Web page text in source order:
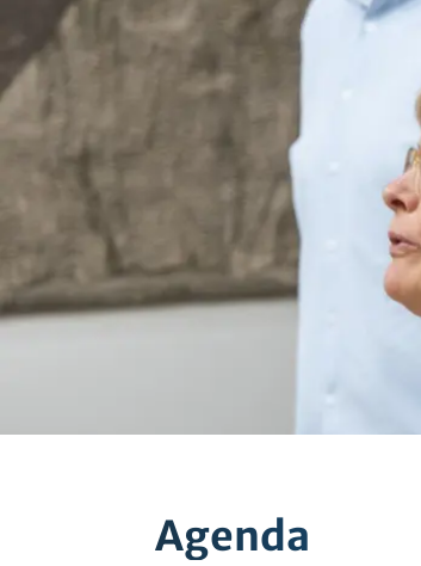
Agenda